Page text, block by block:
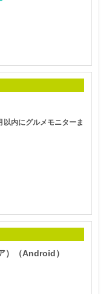
内にグルメモニターま
）（Android）